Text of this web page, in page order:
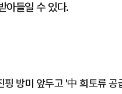
아들일 수 있다.
핑 방미 앞두고 '中 희토류 공